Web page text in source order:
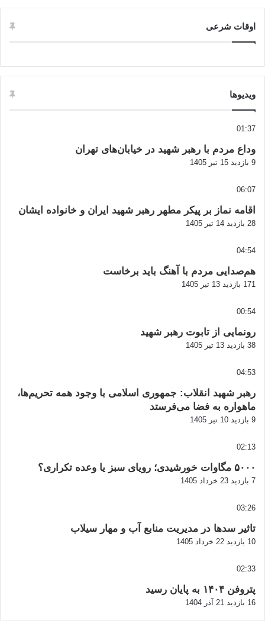
اوقات شرعی
ویدیوها
01:37
وداع مردم با رهبر شهید در خیابان‌های تهران
9 بازدید 15 تیر 1405
06:07
اقامه نماز بر پیکر مطهر رهبر شهید ایران و خانواده ایشان
28 بازدید 14 تیر 1405
04:54
هم‌صدایی مردم با آهنگ باید برخاست
171 بازدید 13 تیر 1405
00:54
رونمایی از تابوت رهبر شهید
38 بازدید 13 تیر 1405
04:53
رهبر شهید انقلاب: جمهوری اسلامی با وجود همه تحریم‌ها،
ماهواره به فضا می‌فرستد
9 بازدید 10 تیر 1405
02:13
۵۰۰۰ مگاوات خورشیدی؛ رویای سبز یا وعده تکراری؟
7 بازدید 23 خرداد 1405
03:26
تاثیر سدها در مدیریت منابع آب و مهار سیلاب
10 بازدید 22 خرداد 1405
02:33
پتروفن ۱۴۰۴ به پایان رسید
16 بازدید 21 آذر 1404